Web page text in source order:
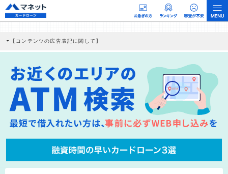
【コンテンツの広告表記に関して】
社に対して企業から紹介報酬が支払われるという収益モデルです。 ただし、特定の
商品を根拠なくPRするものではなく、当編集部の調査／ユーザーへの口コミ収集な
どに基づき、公平性を担保した情報提供を行っています。
>提携企業一覧